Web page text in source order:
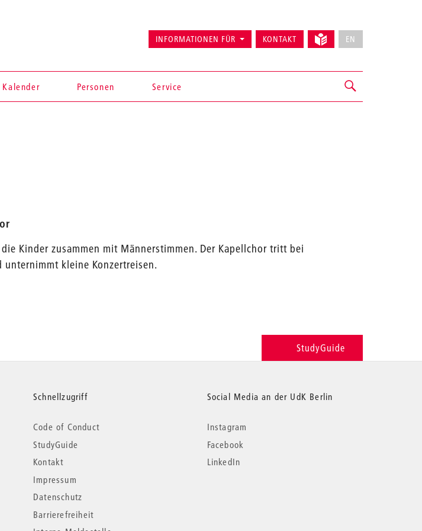
Kalender Personen Service
INFORMATIONEN FÜR KONTAKT EN
Kinder zusammen mit Männerstimmen. Der Kapellchor tritt bei
kleine Konzertreisen.
StudyGuide
Schnellzugriff
Code of Conduct
StudyGuide
Kontakt
Impressum
Datenschutz
Barrierefreiheit
Social Media an der UdK Berlin
Instagram
Facebook
LinkedIn